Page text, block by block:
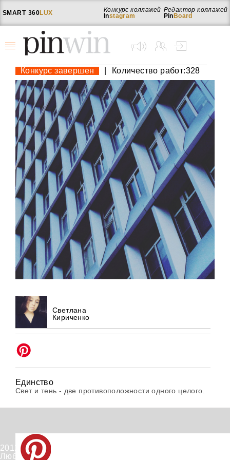
SMART 360LUX
Редактор коллажей
Pin Board
Конкурс коллажей
Instagram
Конкурс завершен Количество работ:328
Светлана
Кириченко
Единство
Свет и тень - две противоположности одного целого.
2012-2026 © PinWin.su.
Любое использование материалов сайта запрещено